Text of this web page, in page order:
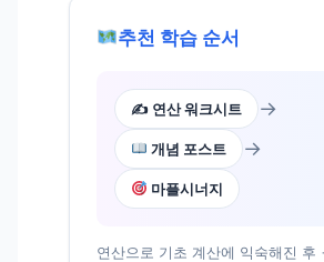
추천 학습 순서
✍️ 연산 워크시트 →
개념 포스트 →
마플시너지
연산으로 기초 계산에 익숙해진